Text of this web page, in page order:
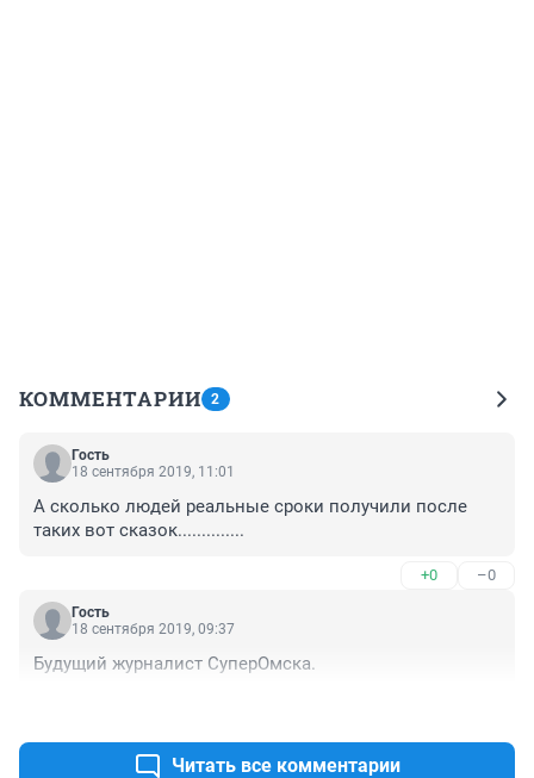
КОММЕНТАРИИ 2
Гость
18 сентября 2019, 11:01
А сколько людей реальные сроки получили после
таких вот сказок..............
+0 –0
Гость
18 сентября 2019, 09:37
Будущий журналист СуперОмска.
Читать все комментарии